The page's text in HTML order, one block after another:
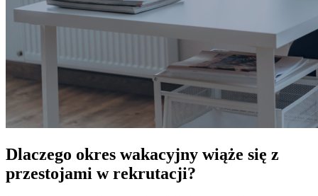
Dlaczego okres wakacyjny wiąże się z
przestojami w rekrutacji?